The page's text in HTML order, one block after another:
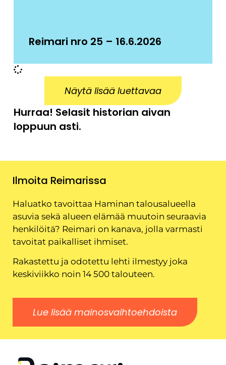
Reimari nro 25 – 16.6.2026
Näytä lisää luettavaa
Hurraa! Selasit historian aivan
loppuun asti.
Ilmoita Reimarissa
Haluatko tavoittaa Haminan talousalueella
asuvia sekä alueen elämää muutoin seuraavia
henkilöitä? Reimari on kanava, jolla varmasti
tavoitat paikalliset ihmiset.
Rakastettu ja odotettu lehti ilmestyy joka
keskiviikko noin 14 500 talouteen.
Lue lisää mainosvaihtoehdoista